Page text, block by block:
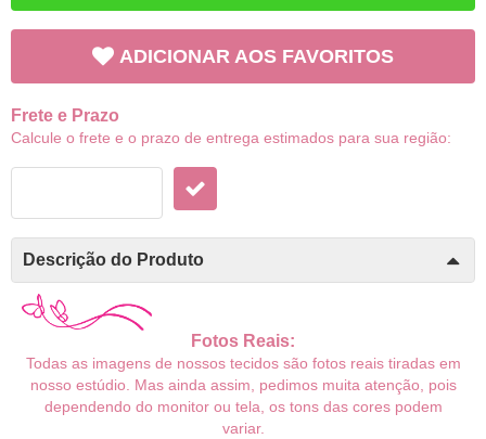
ADICIONAR AOS FAVORITOS
Frete e Prazo
Calcule o frete e o prazo de entrega estimados para sua região:
Descrição do Produto
Fotos Reais:
Todas as imagens de nossos tecidos são fotos reais tiradas em
nosso estúdio. Mas ainda assim, pedimos muita atenção, pois
dependendo do monitor ou tela, os tons das cores podem
variar.